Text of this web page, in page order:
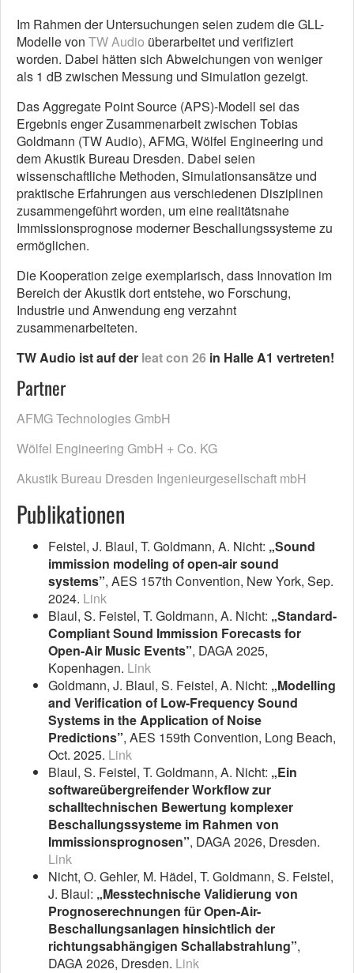
Im Rahmen der Untersuchungen seien zudem die GLL-
Modelle von TW Audio überarbeitet und verifiziert
worden. Dabei hätten sich Abweichungen von weniger
als 1 dB zwischen Messung und Simulation gezeigt.
Das Aggregate Point Source (APS)-Modell sei das
Ergebnis enger Zusammenarbeit zwischen Tobias
Goldmann (TWAudio), AFMG, Wölfel Engineering und
dem Akustik Bureau Dresden. Dabei seien
wissenschaftliche Methoden, Simulationsansätze und
praktische Erfahrungen aus verschiedenen Disziplinen
zusammengeführt worden, um eine realitätsnahe
Immissionsprognose moderner Beschallungssysteme zu
ermöglichen.
Die Kooperation zeige exemplarisch, dass Innovation im
Bereich der Akustik dort entstehe, wo Forschung,
Industrie und Anwendung eng verzahnt
zusammenarbeiteten.
TW Audio ist auf der leat con 26 in Halle A1 vertreten!
Partner
AFMG Technologies GmbH
Wölfel Engineering GmbH + Co. KG
Akustik Bureau Dresden Ingenieurgesellschaft mbH
Publikationen
Feistel, J. Blaul, T. Goldmann, A. Nicht: „Sound
immission modeling of open-air sound
systems”, AES 157th Convention, New York, Sep.
2024. Link
Blaul, S. Feistel, T. Goldmann, A. Nicht: „Standard-
Compliant Sound Immission Forecasts for
Open-Air Music Events”, DAGA 2025,
Kopenhagen. Link
Goldmann, J. Blaul, S. Feistel, A. Nicht: „Modelling
and Verification of Low-Frequency Sound
Systems in the Application of Noise
Predictions”, AES 159th Convention, Long Beach,
Oct. 2025. Link
Blaul, S. Feistel, T. Goldmann, A. Nicht: „Ein
softwareübergreifender Workflow zur
schalltechnischen Bewertung komplexer
Beschallungssysteme im Rahmen von
Immissionsprognosen”, DAGA 2026, Dresden.
Link
Nicht, O. Gehler, M. Hädel, T. Goldmann, S. Feistel,
J. Blaul: „Messtechnische Validierung von
Prognoserechnungen für Open-Air-
Beschallungsanlagen hinsichtlich der
richtungsabhängigen Schallabstrahlung”,
DAGA 2026, Dresden. Link